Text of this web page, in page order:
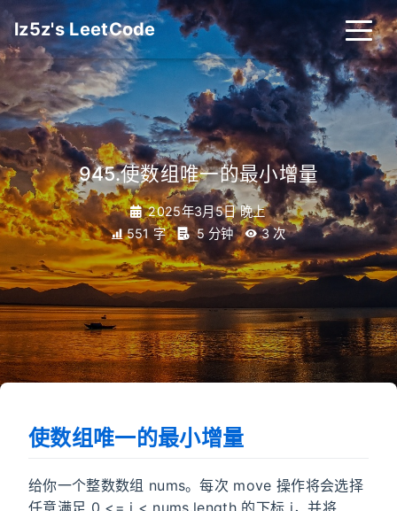
lz5z's LeetCode
945.使数组唯一的最小增量
2025年3月5日 晚上
551 字
5 分钟 3 次
使数组唯一的最小增量
给你一个整数数组 nums。每次 move 操作将会选择